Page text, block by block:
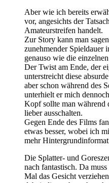
Aber wie ich bereits
vor, angesichts der
Amateurstreifen handelt.
Zur Story kann man
zunehmender Spieldauer
genauso wie die
Der Twist am Ende, der
unterstreicht diese
aber schon während des
unterhielt er mich
Kopf sollte man während
lieber ausschalten.
Gegen Ende des Films
etwas besser, wobei ich
mehr
Die Splatter- und
nach fantastisch. Da
Mal das Gesicht